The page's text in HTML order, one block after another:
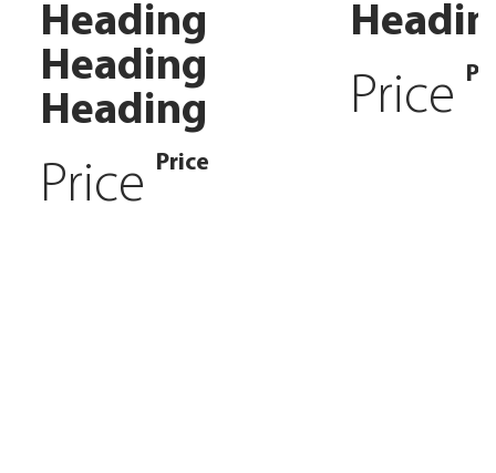
Heading
Heading
Heading
Price Price
Price